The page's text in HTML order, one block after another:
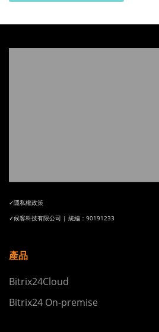
✓隱私權政策
✓候客科技有限公司 | 統編：90191233
產品
Bitrix24Cloud
Bitrix24 On-premise